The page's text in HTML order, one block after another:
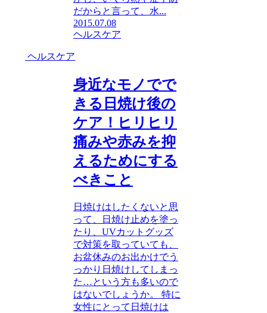
だからと言って、水...
2015.07.08
ヘルスケア
ヘルスケア
身近なモノでで
きる日焼け後の
ケア！ヒリヒリ
痛みや赤みを抑
えるためにする
べきこと
日焼けはしたくないと思
って、日焼け止めを塗っ
たり、UVカットグッズ
で対策を取っていても、
お盆休みのお出かけでう
っかり日焼けしてしまっ
た…という方も多いので
はないでしょうか。 特に
女性にとって日焼けは